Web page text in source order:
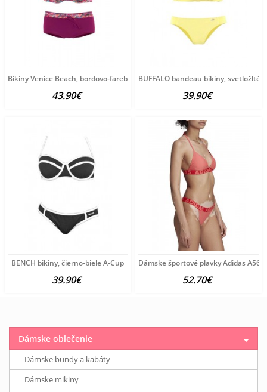
Bikiny Venice Beach, bordovo-farebné D-Cup
43.90€
BUFFALO bandeau bikiny, svetložlté
39.90€
BENCH bikiny, čierno-biele A-Cup
39.90€
Dámske športové plavky Adidas
52.70€
Dámske oblečenie
Dámske bundy a kabáty
Dámske mikiny